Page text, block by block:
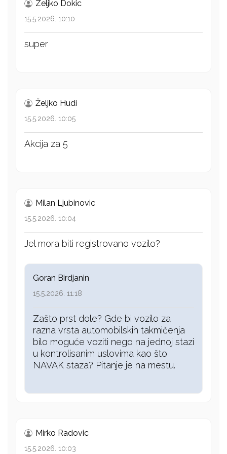
Zeljko Dokic
15.5.2026. 10:10
super
Željko Hudi
15.5.2026. 10:05
Akcija za 5
Milan Ljubinovic
15.5.2026. 10:04
Jel mora biti registrovano vozilo?
Goran Birdjanin
15.5.2026. 11:18
Zašto prst dole? Gde bi vozilo za
razna vrsta automobilskih takmičenja
bilo moguće voziti nego na jednoj stazi
u kontrolisanim uslovima kao što
NAVAK staza? Pitanje je na mestu.
Mirko Radovic
15.5.2026. 10:03